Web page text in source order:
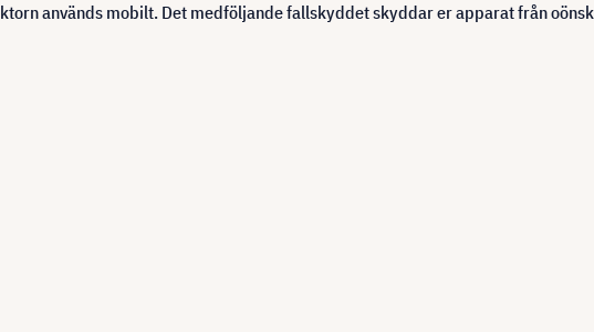
används mobilt. Det medföljande fallskyddet skyddar er apparat från